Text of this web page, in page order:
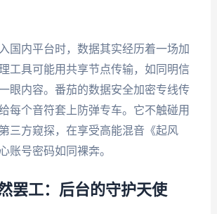
国内平台时，数据其实经历着一场加
工具可能用共享节点传输，如同明信
眼内容。番茄的数据安全加密专线传
每个音符套上防弹专车。它不触碰用
三方窥探，在享受高能混音《起风
账号密码如同裸奔。
罢工：后台的守护天使